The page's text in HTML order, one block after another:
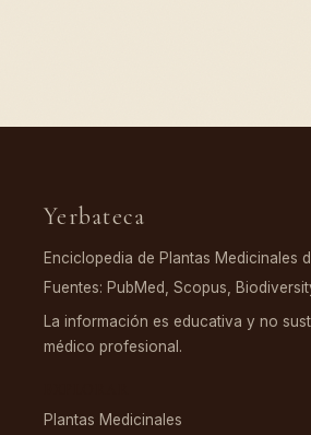
Yerbateca
Enciclopedia de Plantas Medicinales
Fuentes: PubMed, Scopus,
La información es educativa y no
médico profesional.
Plantas Medicinales